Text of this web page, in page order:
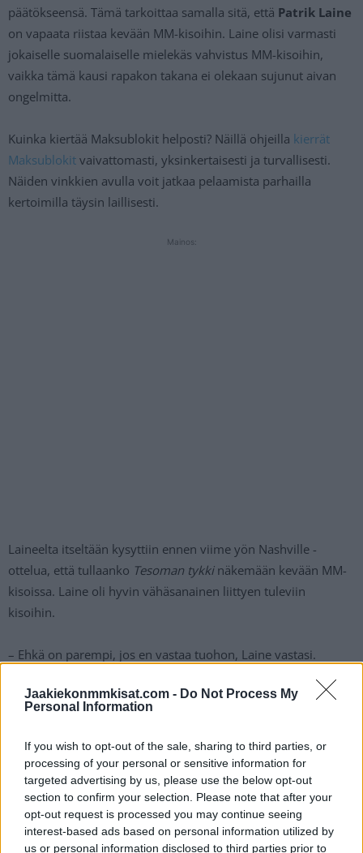
Jaakiekonmmkisat.com - Do Not Process My
Personal Information
If you wish to opt-out of the sale, sharing to third parties, or
processing of your personal or sensitive information for
targeted advertising by us, please use the below opt-out
section to confirm your selection. Please note that after your
opt-out request is processed you may continue seeing
interest-based ads based on personal information utilized by
us or personal information disclosed to third parties prior to
päätökseensä. Tämä tarkoittaa samalla sitä, että Patrik Laine
on vapaata riistaa kevään MM-kisoihin. Laine olisi varmasti
jokaiselle suomalaiselle mielekäs vahvistus MM-kisoihin,
vaikka tämä kausi rapakon takana ei olekaan sujunut aivan
ongelmitta.
Kuinka kiertää Maksublokit helposti? Näillä ohjeilla kierrät
Maksublokit vaivattomasti, yksinkertaisesti ja turvallisesti.
Näiden vinkkien avulla voit jatkaa pelaamista parhailla
kertoimilla täysin laillisesti.
Mainos:
Laineelta itseltään kysyttiin ennen viime yön Nashville -
ottelua, että tullaanko Tesoman tykki näkemään kevään MM-
kisoissa. Laine oli hyvin vähäsanainen liittyen tuleviin
kisoihin.
– Ehkä on parempi, jos en vastaa tuohon, Laine vastasi.
Laineelta udeltiin myös kiinnostusta osallistua tuleviin
– Jos tätä kautta miettii, niin ensin pitää huolehtia siitä,
mahdunko edes joukkueeseen. Mutta maani edustaminen on
aina kunnia. On paljon erilaisia tekijöitä, mutta en ole koskaan
pelannut olympiailaisissa. Ne ovat ehdottomasti tavoitteeni,
Laine kommentoi.